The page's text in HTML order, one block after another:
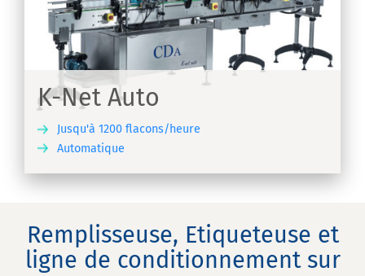
K-Net Auto
Jusqu'à 1200 flacons/heure
Automatique
Remplisseuse, Etiqueteuse et
ligne de conditionnement sur